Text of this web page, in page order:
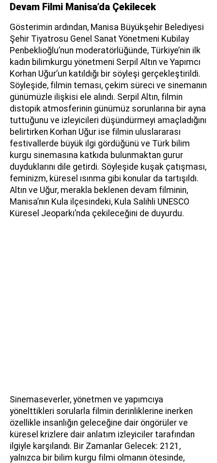
Devam Filmi Manisa’da Çekilecek
Gösterimin ardından, Manisa Büyükşehir Belediyesi
Şehir Tiyatrosu Genel Sanat Yönetmeni Kubilay
Penbeklioğlu’nun moderatörlüğünde, Türkiye’nin ilk
kadın bilimkurgu yönetmeni Serpil Altın ve Yapımcı
Korhan Uğur’un katıldığı bir söyleşi gerçekleştirildi.
Söyleşide, filmin teması, çekim süreci ve sinemanın
günümüzle ilişkisi ele alındı. Serpil Altın, filmin
distopik atmosferinin günümüz sorunlarına bir ayna
tuttuğunu ve izleyicileri düşündürmeyi amaçladığını
belirtirken Korhan Uğur ise filmin uluslararası
festivallerde büyük ilgi gördüğünü ve Türk bilim
kurgu sinemasına katkıda bulunmaktan gurur
duyduklarını dile getirdi. Söyleşide kuşak çatışması,
feminizm, küresel ısınma gibi konular da tartışıldı.
Altın ve Uğur, merakla beklenen devam filminin,
Manisa’nın Kula ilçesindeki, Kula Salihli UNESCO
Küresel Jeoparkı’nda çekileceğini de duyurdu.
Sinemaseverler, yönetmen ve yapımcıya
yönelttikleri sorularla filmin derinliklerine inerken
özellikle insanlığın geleceğine dair öngörüler ve
küresel krizlere dair anlatım izleyiciler tarafından
ilgiyle karşılandı. Bir Zamanlar Gelecek: 2121,
yalnızca bir bilim kurgu filmi olmanın ötesinde,